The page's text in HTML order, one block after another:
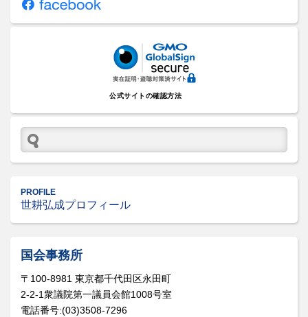
公式サイトの確認方法
PROFILE
世耕弘成プロフィール
国会事務所
〒100-8981 東京都千代田区永田町
2-2-1衆議院第一議員会館1008号室
電話番号:(03)3508-7296